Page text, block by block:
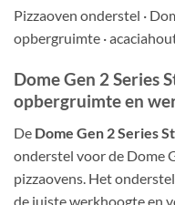
Pizzaoven onderstel ·
opbergruimte ·
Dome Gen 2 Series
opbergruimte en
De Dome Gen 2 Series
onderstel voor de Dome
pizzaovens. Het
de juiste werkhoogte en